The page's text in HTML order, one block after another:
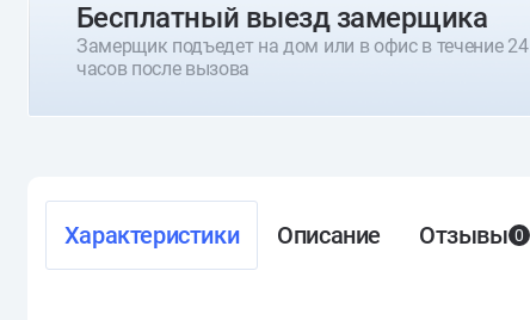
Бесплатный выезд замерщика
Замерщик подъедет на дом или в офис в течение 24
часов после вызова
Характеристики Описание Отзывы 0